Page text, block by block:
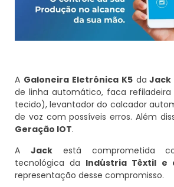
A Galoneira Eletrônica K5da Jack
de linha automático, faca
tecido), levantador do calcador
de voz com possíveis erros. Além
Geração IOT.
A Jackestá comprometida
tecnológica da Indústria Têxtil e
representação desse compromisso.